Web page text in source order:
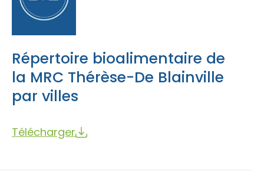
Répertoire bioalimentaire de
la MRC Thérèse-De Blainville
par villes
Télécharger